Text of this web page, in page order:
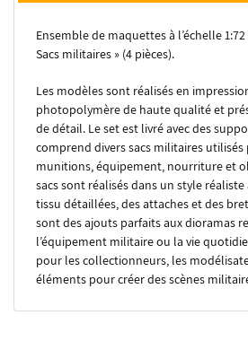
Ensemble de maquettes à l’échelle 1:72
Sacs militaires » (4 pièces).
Les modèles sont réalisés en
photopolymère de haute qualité et
de détail. Le set est livré avec des
comprend divers sacs militaires
munitions, équipement, nourriture et
sacs sont réalisés dans un style
tissu détaillées, des attaches et des
sont des ajouts parfaits aux dioramas
l’équipement militaire ou la vie
pour les collectionneurs, les
éléments pour créer des scènes